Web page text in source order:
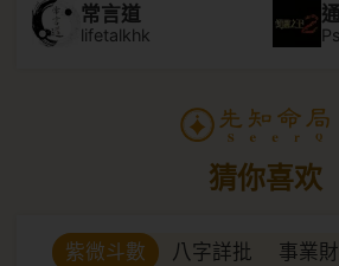
常言道
lifetalkhk
猜你喜欢
紫微斗數 八字詳批 事業